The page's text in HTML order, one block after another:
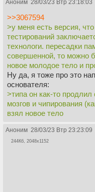
Аноним 28/03/23 Втр 23:18:03
>>3067594
>у меня есть версия,
тестирований
технологи. пересадки
совершенной, то можно
новое молодое тело и
Ну да, я тоже про это
основателя:
>типа он как-то
мозгов и чипирования
взял новое тело
Аноним 28/03/23 Втр 23:23:09
244Кб, 2048x1152